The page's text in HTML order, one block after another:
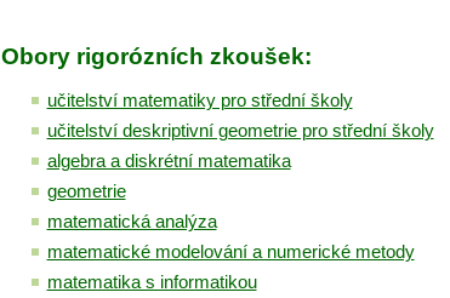
Obory rigorózních zkoušek:
učitelství matematiky pro střední školy
učitelství deskriptivní geometrie pro střední školy
algebra a diskrétní matematika
geometrie
matematická analýza
matematické modelování a numerické metody
matematika s informatikou